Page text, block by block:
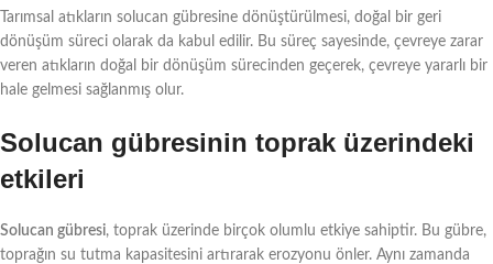
Tarımsal atıkların solucan gübresine dönüştürülmesi, doğal bir geri
dönüşüm süreci olarak da kabul edilir. Bu süreç sayesinde, çevreye zarar
veren atıkların doğal bir dönüşüm sürecinden geçerek, çevreye yararlı bir
hale gelmesi sağlanmış olur.
Solucan gübresinin toprak üzerindeki
etkileri
Solucan gübresi, toprak üzerinde birçok olumlu etkiye sahiptir. Bu gübre,
toprağın su tutma kapasitesini artırarak erozyonu önler. Aynı zamanda